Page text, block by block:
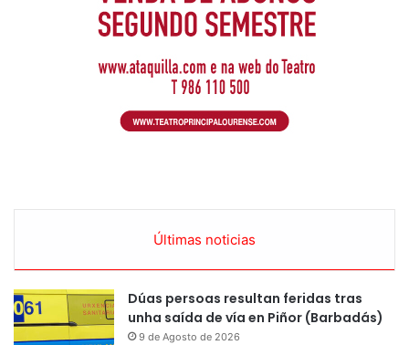
Últimas noticias
Dúas persoas resultan feridas tras
unha saída de vía en Piñor (Barbadás)
9 de Agosto de 2026